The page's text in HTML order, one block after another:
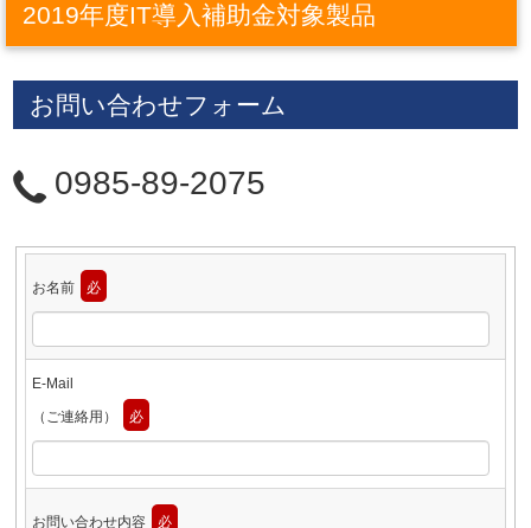
2019年度IT導入補助金対象製品
お問い合わせフォーム
0985-89-2075
お名前 必
E-Mail
（ご連絡用）
必
お問い合わせ内容 必